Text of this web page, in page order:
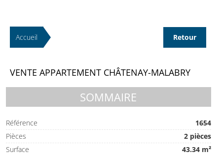
Accueil Retour
VENTE APPARTEMENT CHÂTENAY-MALABRY
SOMMAIRE
Référence
1654
Pièces
2 pièces
Surface
43.34 m²